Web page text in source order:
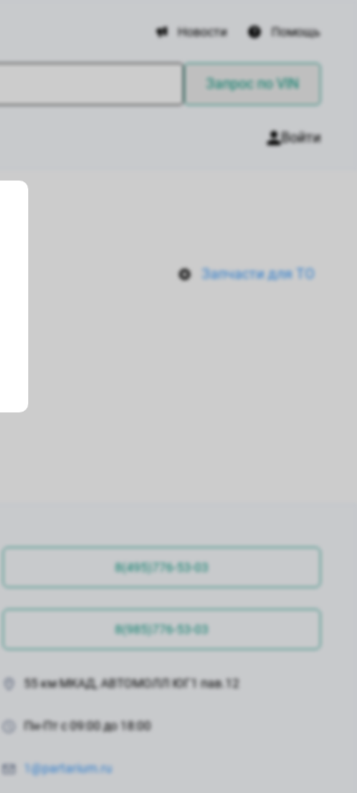
Новости Помощь
Запрос по VIN
Войти
Запчасти для ТО
8(495)776-53-03
8(985)776-53-03
55 км МКАД, АВТОМОЛЛ ЮГ1 пав.12
Пн-Пт с 09:00 до 18:00
1@partarium.ru